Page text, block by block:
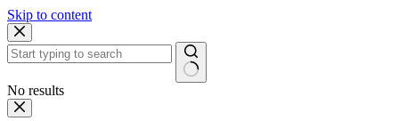
Skip to content
No results